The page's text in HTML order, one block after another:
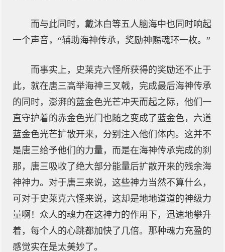
而与此同时，戴沐白等五人脑海中也同时响起
一个声音，“辅助海神传承，奖励神赐魂环一枚。”
而事实上，史莱克六怪所获得的奖励还不止于
此，就在唐三高举海神三叉戟，完成最后海神传承
的同时，澎湃的蓝金色光芒冲天而起之际，他们一
直守护着的赤金色光门也随之变成了蓝金色，六道
蓝金色光芒扩散开来，分别注入他们体内。这并不
是唐三给予他们的力量，而是在海神传承完成的刹
那，唐三吸收了绝大部分能量后扩散开来的残余海
神神力。对于唐三来说，这些神力当然不算什么，
可对于史莱克六怪来说，这却是地地道道的神级力
量啊！众人的魂力在这神力的作用下，迅速地攀升
着，每个人的心跳都加快了几倍。那种魂力充盈的
感觉实在是太美妙了。